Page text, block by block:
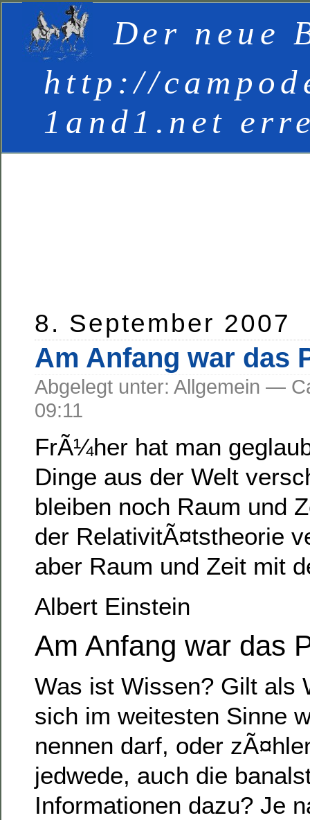
Der neue
http://
1and1.net
8. September 2007
Am Anfang war das
Abgelegt unter: Allgemein —
09:11
FrÃ¼her hat man
Dinge aus der Welt
bleiben noch Raum und
der RelativitÃ¤tstheorie
aber Raum und Zeit mit
Albert Einstein
Am Anfang war das
Was ist Wissen? Gilt als
sich im weitesten Sinne
nennen darf, oder
jedwede, auch die
Informationen dazu? Je